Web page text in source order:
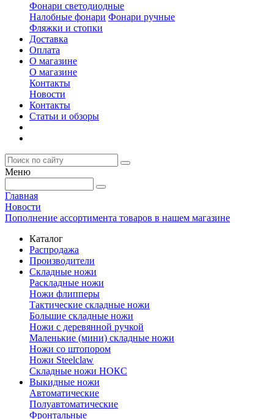
Фонари светодиодные
Налобные фонари Фонари ручные
Фляжки и стопки
Доставка
Оплата
О магазине
О магазине
Контакты
Новости
Контакты
Статьи и обзоры
Меню
Главная
Новости
Пополнение ассортимента товаров в нашем магазине
Каталог
Распродажа
Производители
Складные ножи
Раскладные ножи
Ножи флипперы
Тактические складные ножи
Большие складные ножи
Ножи с деревянной ручкой
Маленькие (мини) складные ножи
Ножи со штопором
Ножи Steelclaw
Складные ножи НОКС
Выкидные ножи
Автоматические
Полуавтоматические
Фронтальные